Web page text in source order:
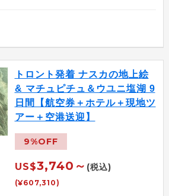
トロント発着 ナスカの地上絵
& マチュピチュ＆ウユニ塩湖 9
日間【航空券＋ホテル＋現地ツ
アー＋空港送迎】
9%OFF
US$3,740～ (税込)
(¥607,310)